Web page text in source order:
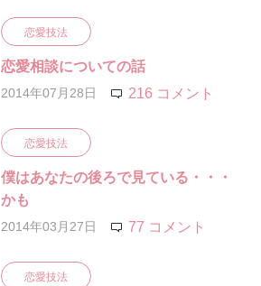
恋愛技法
恋愛相談についての話
2014年07月28日 216 コメント
恋愛技法
僕はあなたの後ろで見ている・・・
かも
2014年03月27日 77 コメント
恋愛技法